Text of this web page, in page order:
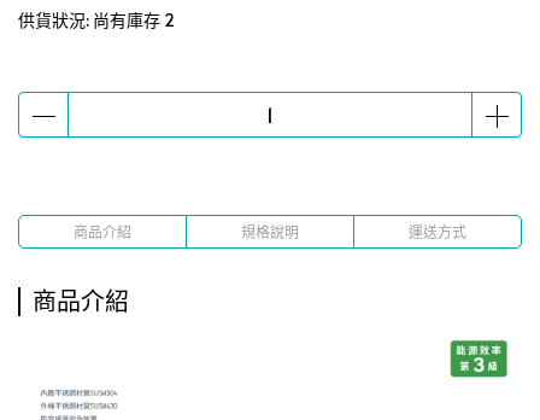
供貨狀況: 尚有庫存 2
商品介紹 規格說明 運送方式
商品介紹